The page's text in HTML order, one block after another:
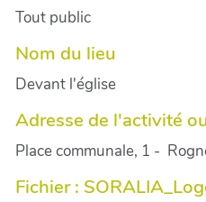
Tout public
Nom du lieu
Devant l'église
Adresse de l'activité
Place communale, 1 -
Fichier :